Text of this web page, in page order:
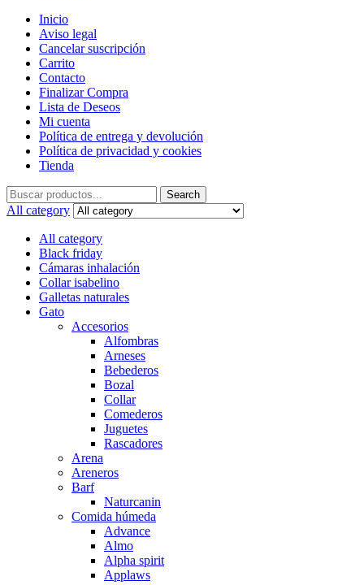
Inicio
Aviso legal
Cancelar suscripción
Carrito
Contacto
Finalizar Compra
Lista de Deseos
Mi cuenta
Política de entrega y devolución
Política de privacidad y cookies
Tienda
Search
for:
Search
All category
All category
Black friday
Cámaras inhalación
Collar isabelino
Galletas naturales
Gato
Accesorios
Alfombras
Arneses
Bebederos
Bozal
Collar
Comederos
Juguetes
Rascadores
Arena
Areneros
Barf
Naturcanin
Comida húmeda
Advance
Almo
Alpha spirit
Applaws